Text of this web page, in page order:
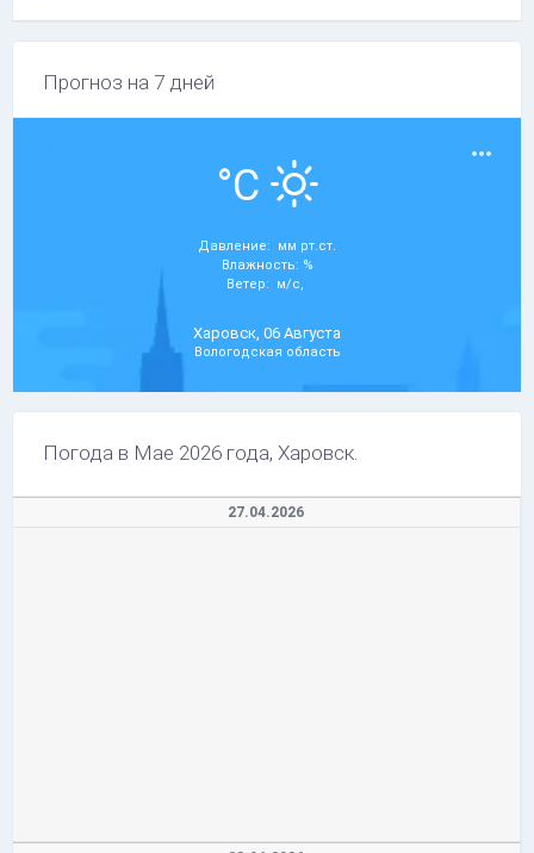
Прогноз на 7 дней
°C
Давление: мм рт.ст.
Влажность: %
Ветер: м/с,
Харовск, 06 Августа
Вологодская область
Погода в Мае 2026 года, Харовск.
27.04.2026